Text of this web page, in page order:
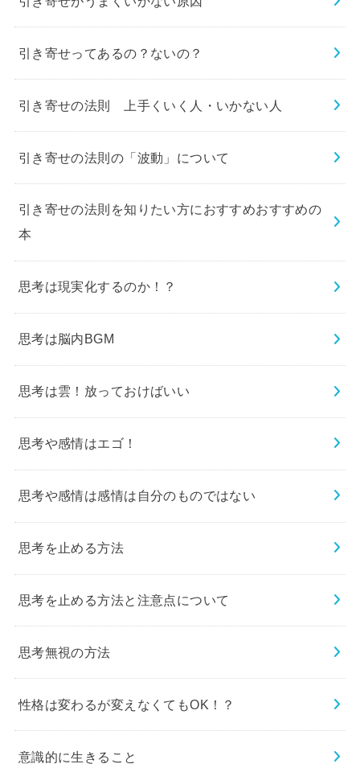
引き寄せってあるの？ないの？
引き寄せの法則 上手くいく人・いかない人
引き寄せの法則の「波動」について
引き寄せの法則を知りたい方におすすめおすすめの
本
思考は現実化するのか！？
思考は脳内BGM
思考は雲！放っておけばいい
思考や感情はエゴ！
思考や感情は感情は自分のものではない
思考を止める方法
思考を止める方法と注意点について
思考無視の方法
性格は変わるが変えなくてもOK！？
意識的に生きること